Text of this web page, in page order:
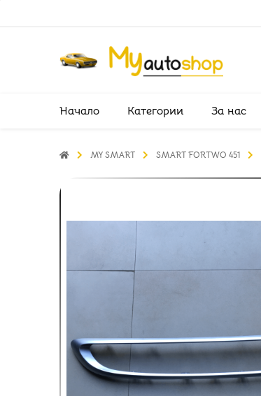
Начало Категории За нас
MY SMART SMART FORTWO 451